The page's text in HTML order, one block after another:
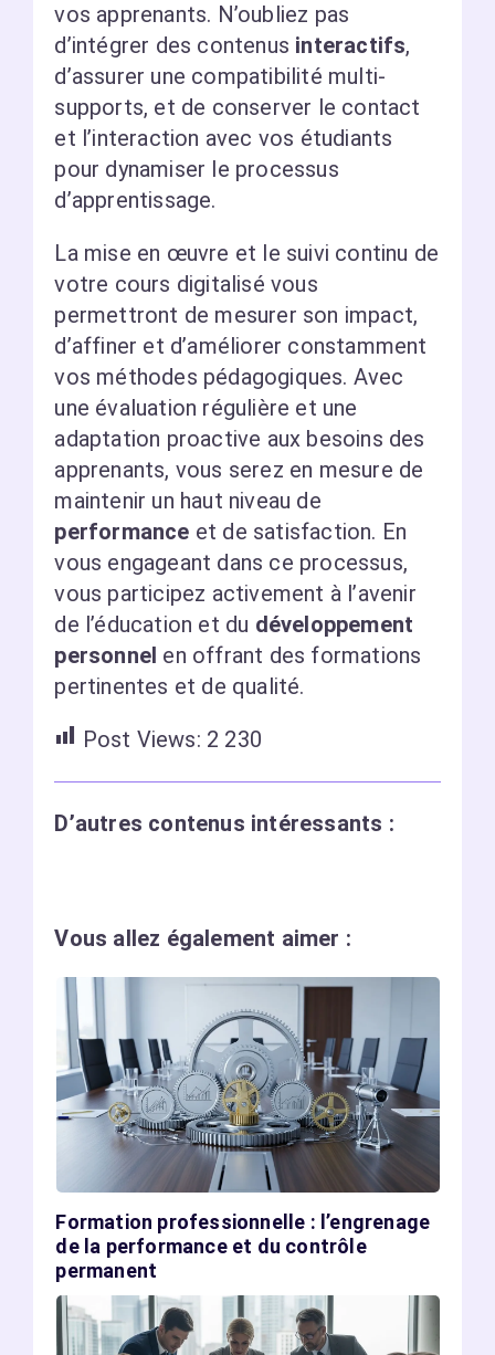
vos apprenants. N’oubliez pas
d’intégrer des contenus interactifs,
d’assurer une compatibilité multi-
supports, et de conserver le contact
et l’interaction avec vos étudiants
pour dynamiser le processus
d’apprentissage.
La mise en œuvre et le suivi continu de
votre cours digitalisé vous
permettront de mesurer son impact,
d’affiner et d’améliorer constamment
vos méthodes pédagogiques. Avec
une évaluation régulière et une
adaptation proactive aux besoins des
apprenants, vous serez en mesure de
maintenir un haut niveau de
performance et de satisfaction. En
vous engageant dans ce processus,
vous participez activement à l’avenir
de l’éducation et du développement
personnel en offrant des formations
pertinentes et de qualité.
Post Views: 2 230
D’autres contenus intéressants :
Vous allez également aimer :
Formation professionnelle : l’engrenage
de la performance et du contrôle
permanent